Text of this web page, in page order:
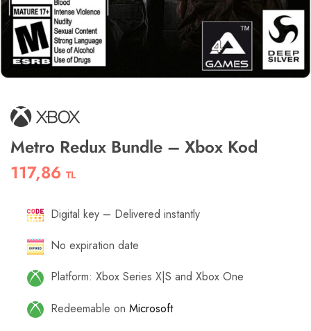
Metro Redux Bundle – Xbox Kod
117,86 TL
Digital key – Delivered instantly
No expiration date
Platform: Xbox Series X|S and Xbox One
Redeemable on Microsoft